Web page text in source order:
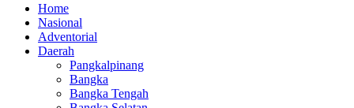
Home
Nasional
Adventorial
Daerah
Pangkalpinang
Bangka
Bangka Tengah